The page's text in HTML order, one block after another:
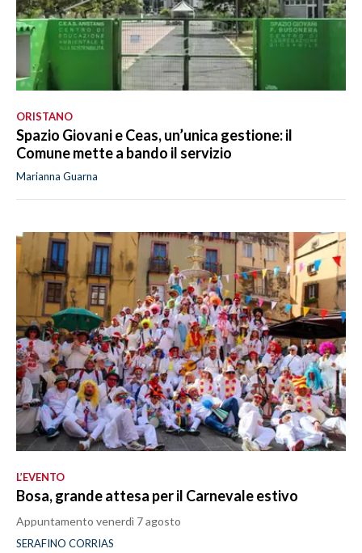
ORISTANO
Spazio Giovani e Ceas, un’unica gestione: il
Comune mette a bando il servizio
Marianna Guarna
L’EVENTO
Bosa, grande attesa per il Carnevale estivo
Appuntamento venerdì 7 agosto
SERAFINO CORRIAS